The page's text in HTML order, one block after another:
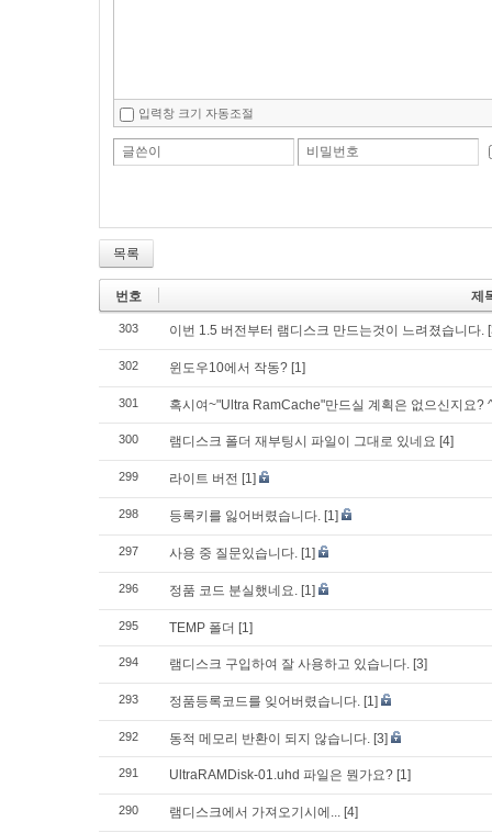
입력창 크기 자동조절
글쓴이 비밀번호
목록
번호 제
303 이번 1.5 버전부터 램디스크 만드는것이 느려졌습니다.
302 윈도우10에서 작동? [1]
301 혹시여~"Ultra RamCache"만드실 계획은 없으신지요?
300 램디스크 폴더 재부팅시 파일이 그대로 있네요 [4]
299 라이트 버전 [1]
298 등록키를 잃어버렸습니다. [1]
297 사용 중 질문있습니다. [1]
296 정품 코드 분실했네요. [1]
295 TEMP 폴더 [1]
294 램디스크 구입하여 잘 사용하고 있습니다. [3]
293 정품등록코드를 잊어버렸습니다. [1]
292 동적 메모리 반환이 되지 않습니다. [3]
291 UltraRAMDisk-01.uhd 파일은 뭔가요? [1]
290 램디스크에서 가져오기시에... [4]